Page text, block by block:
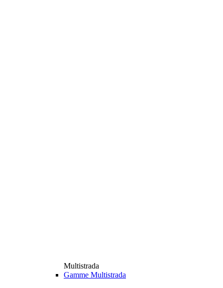
Multistrada
Gamme Multistrada